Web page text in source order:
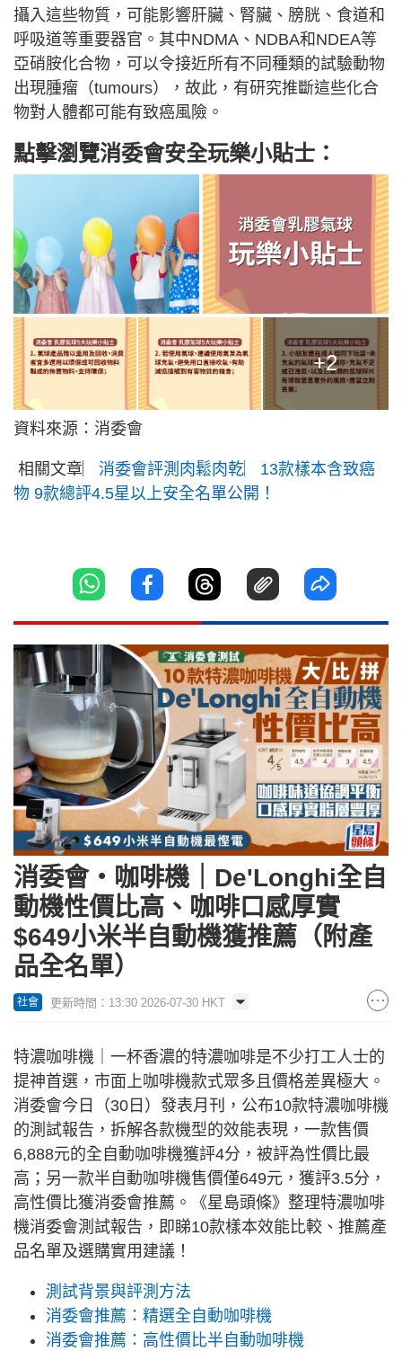
攝入這些物質，可能影響肝臟、腎臟、膀胱、食道和
呼吸道等重要器官。其中NDMA、NDBA和NDEA等
亞硝胺化合物，可以令接近所有不同種類的試驗動物
出現腫瘤（tumours），故此，有研究推斷這些化合
物對人體都可能有致癌風險。
點擊瀏覽消委會安全玩樂小貼士：
+2
資料來源：消委會
相關文章︳ 消委會評測肉鬆肉乾︳13款樣本含致癌
物 9款總評4.5星以上安全名單公開！
消委會‧咖啡機｜De'Longhi全自
動機性價比高、咖啡口感厚實
$649小米半自動機獲推薦（附產
品全名單）
社會 更新時間：13:30 2026-07-30 HKT
特濃咖啡機｜一杯香濃的特濃咖啡是不少打工人士的
提神首選，市面上咖啡機款式眾多且價格差異極大。
消委會今日（30日）發表月刊，公布10款特濃咖啡機
的測試報告，拆解各款機型的效能表現，一款售價
6,888元的全自動咖啡機獲評4分，被評為性價比最
高；另一款半自動咖啡機售價僅649元，獲評3.5分，
高性價比獲消委會推薦。《星島頭條》整理特濃咖啡
機消委會測試報告，即睇10款樣本效能比較、推薦產
品名單及選購實用建議！
測試背景與評測方法
消委會推薦：精選全自動咖啡機
消委會推薦：高性價比半自動咖啡機